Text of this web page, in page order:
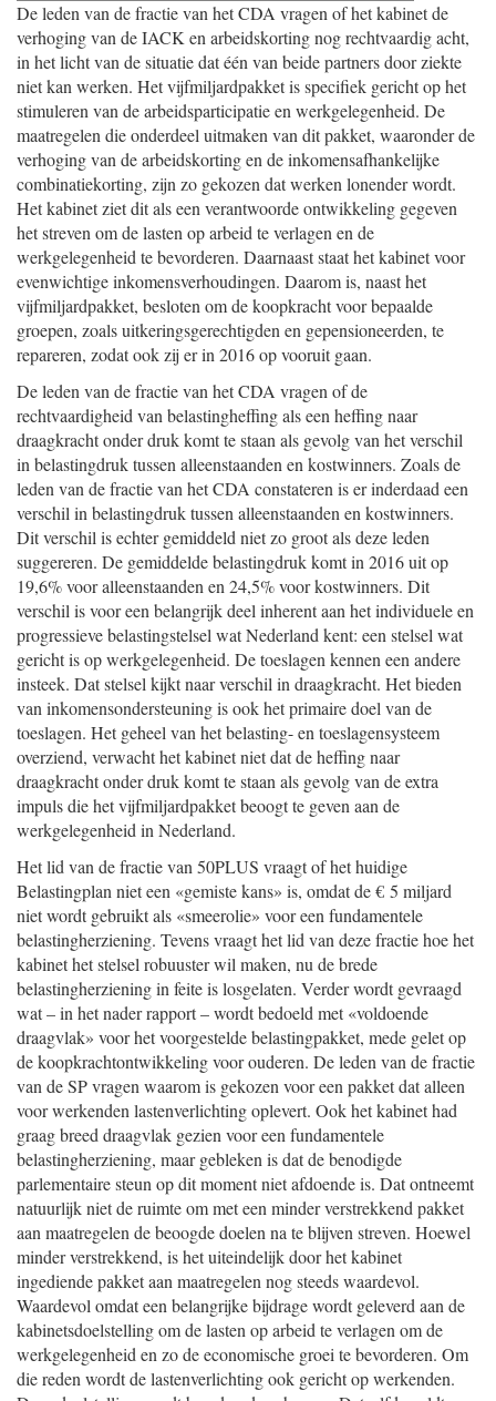
De leden van de fractie van het CDA vragen of het kabinet de
verhoging van de IACK en arbeidskorting nog rechtvaardig acht,
in het licht van de situatie dat één van beide partners door ziekte
niet kan werken. Het vijfmiljardpakket is specifiek gericht op het
stimuleren van de arbeidsparticipatie en werkgelegenheid. De
maatregelen die onderdeel uitmaken van dit pakket, waaronder de
verhoging van de arbeidskorting en de inkomensafhankelijke
combinatiekorting, zijn zo gekozen dat werken lonender wordt.
Het kabinet ziet dit als een verantwoorde ontwikkeling gegeven
het streven om de lasten op arbeid te verlagen en de
werkgelegenheid te bevorderen. Daarnaast staat het kabinet voor
evenwichtige inkomensverhoudingen. Daarom is, naast het
vijfmiljardpakket, besloten om de koopkracht voor bepaalde
groepen, zoals uitkeringsgerechtigden en gepensioneerden, te
repareren, zodat ook zij er in 2016 op vooruit gaan.
De leden van de fractie van het CDA vragen of de
rechtvaardigheid van belastingheffing als een heffing naar
draagkracht onder druk komt te staan als gevolg van het verschil
in belastingdruk tussen alleenstaanden en kostwinners. Zoals de
leden van de fractie van het CDA constateren is er inderdaad een
verschil in belastingdruk tussen alleenstaanden en kostwinners.
Dit verschil is echter gemiddeld niet zo groot als deze leden
suggereren. De gemiddelde belastingdruk komt in 2016 uit op
19,6% voor alleenstaanden en 24,5% voor kostwinners. Dit
verschil is voor een belangrijk deel inherent aan het individuele en
progressieve belastingstelsel wat Nederland kent: een stelsel wat
gericht is op werkgelegenheid. De toeslagen kennen een andere
insteek. Dat stelsel kijkt naar verschil in draagkracht. Het bieden
van inkomensondersteuning is ook het primaire doel van de
toeslagen. Het geheel van het belasting- en toeslagensysteem
overziend, verwacht het kabinet niet dat de heffing naar
draagkracht onder druk komt te staan als gevolg van de extra
impuls die het vijfmiljardpakket beoogt te geven aan de
werkgelegenheid in Nederland.
Het lid van de fractie van 50PLUS vraagt of het huidige
Belastingplan niet een «gemiste kans» is, omdat de € 5 miljard
niet wordt gebruikt als «smeerolie» voor een fundamentele
belastingherziening. Tevens vraagt het lid van deze fractie hoe het
kabinet het stelsel robuuster wil maken, nu de brede
belastingherziening in feite is losgelaten. Verder wordt gevraagd
wat – in het nader rapport – wordt bedoeld met «voldoende
draagvlak» voor het voorgestelde belastingpakket, mede gelet op
de koopkrachtontwikkeling voor ouderen. De leden van de fractie
van de SP vragen waarom is gekozen voor een pakket dat alleen
voor werkenden lastenverlichting oplevert. Ook het kabinet had
graag breed draagvlak gezien voor een fundamentele
belastingherziening, maar gebleken is dat de benodigde
parlementaire steun op dit moment niet afdoende is. Dat ontneemt
natuurlijk niet de ruimte om met een minder verstrekkend pakket
aan maatregelen de beoogde doelen na te blijven streven. Hoewel
minder verstrekkend, is het uiteindelijk door het kabinet
ingediende pakket aan maatregelen nog steeds waardevol.
Waardevol omdat een belangrijke bijdrage wordt geleverd aan de
kabinetsdoelstelling om de lasten op arbeid te verlagen om de
werkgelegenheid en zo de economische groei te bevorderen. Om
die reden wordt de lastenverlichting ook gericht op werkenden.